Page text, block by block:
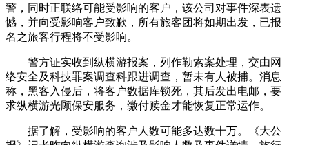
警，同时正联络可能受影响的客户，该公司对事件深表遗
憾，并向受影响客户致歉，所有旅客团将如期出发，已报
名之旅客行程将不受影响。
警方证实收到纵横游报案，列作勒索案处理，交由网
络安全及科技罪案调查科跟进调查，暂未有人被捕。消息
称，黑客入侵后，将客户数据库锁死，其后发出电邮，要
求纵横游光顾保安服务，缴付赎金才能恢复正常运作。
据了解，受影响的客户人数可能多达数十万。《大公